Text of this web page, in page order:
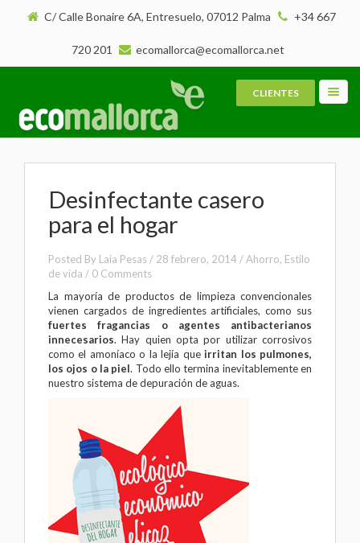
C/ Calle Bonaire 6A, Entresuelo, 07012 Palma +34 667
720 201 ecomallorca@ecomallorca.net
CLIENTES
Desinfectante casero
para el hogar
Posted By Laia Pesas/ 28 febrero, 2014/Ahorro, Estilo
de vida / 0 Comments
La mayoría de productos de limpieza convencionales
vienen cargados de ingredientes artificiales, como sus
fuertes fragancias o agentes antibacterianos
innecesarios. Hay quien opta por utilizar corrosivos
como el amoníaco o la lejía queirritan los pulmones,
los ojos o la piel. Todo ello termina inevitablemente en
nuestro sistema de depuración de aguas.